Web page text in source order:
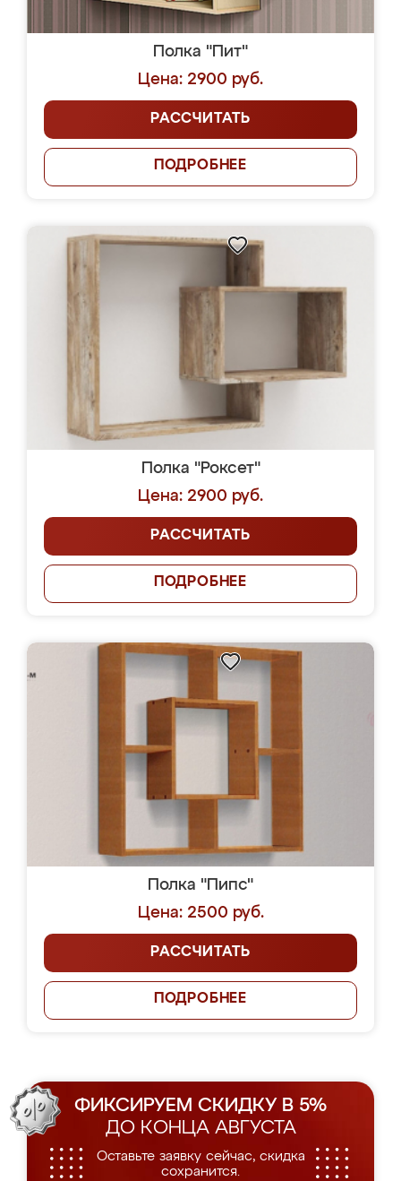
Полка "Пит"
Цена: 2900 руб.
РАССЧИТАТЬ
ПОДРОБНЕЕ
Полка "Роксет"
Цена: 2900 руб.
РАССЧИТАТЬ
ПОДРОБНЕЕ
Полка "Пипс"
Цена: 2500 руб.
РАССЧИТАТЬ
ПОДРОБНЕЕ
ФИКСИРУЕМ СКИДКУ В 5%
ДО КОНЦА АВГУСТА
Оставьте заявку сейчас, скидка
сохранится.